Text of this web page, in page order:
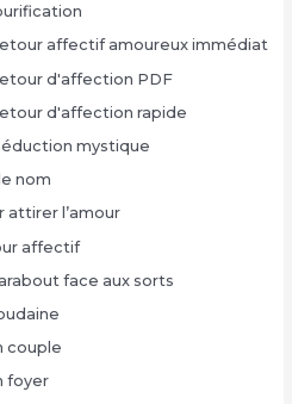
affectif amoureux immédiat
d'affection PDF
d'affection rapide
mystique
nom
attirer l’amour
affectif
face aux sorts
couple
foyer